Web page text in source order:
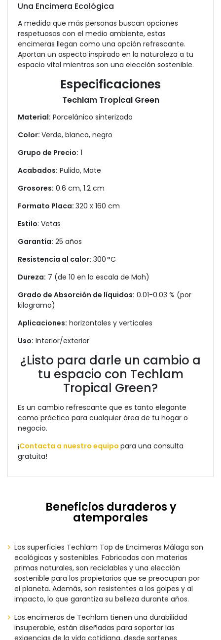
Una Encimera Ecológica
A medida que más personas buscan opciones
respetuosas con el medio ambiente, estas
encimeras llegan como una opción refrescante.
Aportan un aspecto inspirado en la naturaleza a tu
espacio vital mientras son una elección sostenible.
Especificaciones
Techlam Tropical Green
Material: Porcelánico sinterizado
Color: Verde, blanco, negro
Grupo de Precio: 1
Acabados: Pulido, Mate
Grosores: 0.6 cm, 1.2 cm
Formato Placa: 320 x 160 cm
Estilo: Vetas
Garantía: 25 años
Resistencia al calor: 300 °C
Dureza: 7 (de 10 en la escala de Moh)
Grado de Absorción de líquidos: 0.01-0.03 % (por
kilogramo)
Aplicaciones: horizontales y verticales
Uso: Interior/exterior
¿Listo para darle un cambio a
tu espacio con Techlam
Tropical Green?
Es un cambio refrescante que es tanto elegante
como práctico para cualquier área de tu hogar o
negocio.
¡Contacta a nuestro equipo para una consulta
gratuita!
Beneficios duraderos y
atemporales
Las superficies Techlam Top de Encimeras Málaga son
ecológicas y sostenibles. Fabricadas con materias
primas naturales, son reciclables y una elección
sostenible para los propietarios que se preocupan por
el planeta. Además, son resistentes a los golpes y al
impacto, lo que garantiza su belleza durante años.
Las encimeras de Techlam tienen una durabilidad
insuperable, están diseñadas para soportar las
exigencias de la vida cotidiana, desde sartenes